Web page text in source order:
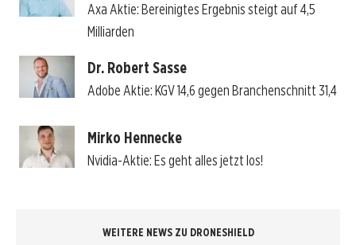
Axa Aktie: Bereinigtes Ergebnis steigt auf 4,5
Milliarden
Dr. Robert Sasse
Adobe Aktie: KGV 14,6 gegen Branchenschnitt 31,4
Mirko Hennecke
Nvidia-Aktie: Es geht alles jetzt los!
WEITERE NEWS ZU DRONESHIELD